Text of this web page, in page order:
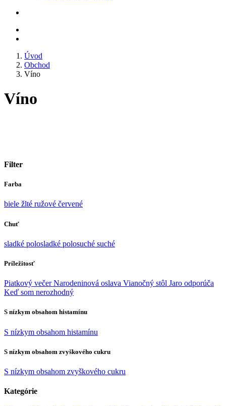
Úvod
Obchod
Víno
Víno
Filter
Farba
biele žlté ružové červené
Chuť
sladké polosladké polosuché suché
Príležitosť
Piatkový večerNarodeninová oslava Vianočný stôl Jaro odporúča
Keď som nerozhodný
S nízkym obsahom histamínu
S nízkym obsahom histamínu
S nízkym obsahom zvyškového cukru
S nízkym obsahom zvyškového cukru
Kategórie